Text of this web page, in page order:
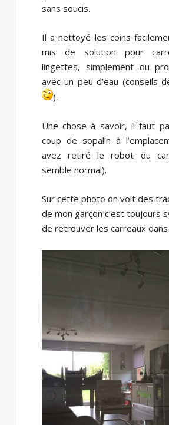
sans soucis.
Il a nettoyé les coins
mis de solution pour
lingettes, simplement du
avec un peu d’eau (conseils
).
Une chose à savoir, il faut
coup de sopalin à
avez retiré le robot du
semble normal).
Sur cette photo on voit des
de mon garçon c’est toujours
de retrouver les carreaux